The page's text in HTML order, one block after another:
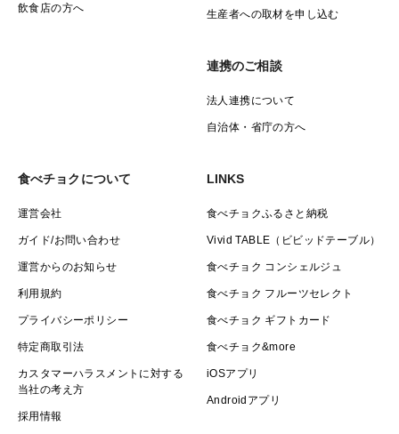
飲食店の方へ 生産者への取材を申し込む
連携のご相談
法人連携について
自治体・省庁の方へ
食べチョクについて
運営会社
ガイド/お問い合わせ
運営からのお知らせ
利用規約
プライバシーポリシー
特定商取引法
カスタマーハラスメントに対する
当社の考え方
採用情報
LINKS
食べチョクふるさと納税
Vivid TABLE（ビビッドテーブル）
食べチョク コンシェルジュ
食べチョク フルーツセレクト
食べチョク ギフトカード
食べチョク&more
iOSアプリ
Androidアプリ